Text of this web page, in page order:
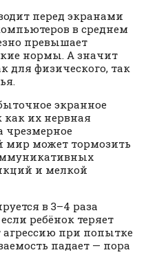
перед экранами
в среднем
превышает
нормы. А значит
для физического, так
экранное
как их нервная
чрезмерное
мир может тормозить
и мелкой
в 3–4 раза
ребёнок теряет
агрессию при попытке
падает — пора